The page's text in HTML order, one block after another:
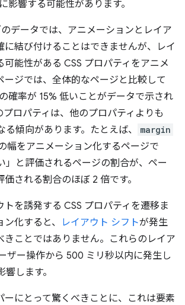
影響する可能性があります。
データでは、アニメーションとレイア
に結び付けることはできませんが、レイ
可能性がある CSS プロパティをアニメ
ージでは、全体的なページと比較して
確率が 15% 低いことがデータで示され
プロパティは、他のプロパティよりも
る傾向があります。たとえば、
margin
幅をアニメーション化するページで
」と評価されるページの割合が、ペー
される割合のほぼ 2 倍です。
トを誘発する CSS プロパティを遷移ま
化すると、
レイアウト シフトが発生
ことではありません。
これらのレイア
ザー操作から 500 ミリ秒以内に発生し
します。
ーにとって驚くべきことに、これは要素